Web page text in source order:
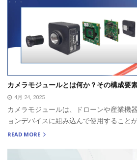
カメラモジュールとは何か？その構成要
4月 24, 2025
カメラモジュールは、ドローンや産業機
ョンデバイスに組み込んで使用すること
READ MORE